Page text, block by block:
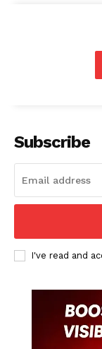
Subscribe
I've read and